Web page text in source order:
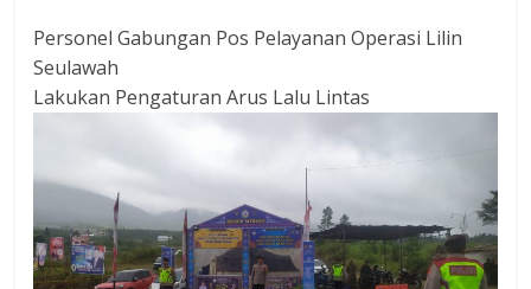
Personel Gabungan Pos Pelayanan Operasi Lilin
Seulawah
Lakukan Pengaturan Arus Lalu Lintas